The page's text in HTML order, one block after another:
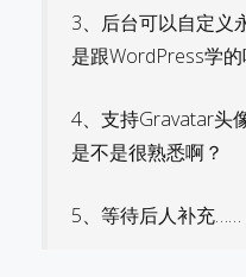
3、后台可以自定义
是跟WordPress学的
4、支持Gravatar头
是不是很熟悉啊？
5、等待后人补充……